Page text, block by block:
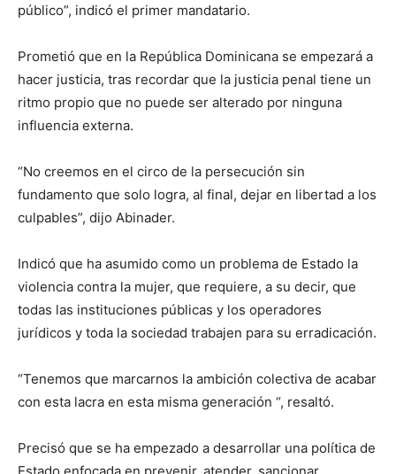
público”, indicó el primer mandatario.
Prometió que en la República Dominicana se empezará a
hacer justicia, tras recordar que la justicia penal tiene un
ritmo propio que no puede ser alterado por ninguna
influencia externa.
“No creemos en el circo de la persecución sin
fundamento que solo logra, al final, dejar en libertad a los
culpables”, dijo Abinader.
Indicó que ha asumido como un problema de Estado la
violencia contra la mujer, que requiere, a su decir, que
todas las instituciones públicas y los operadores
jurídicos y toda la sociedad trabajen para su erradicación.
“Tenemos que marcarnos la ambición colectiva de acabar
con esta lacra en esta misma generación “, resaltó.
Precisó que se ha empezado a desarrollar una política de